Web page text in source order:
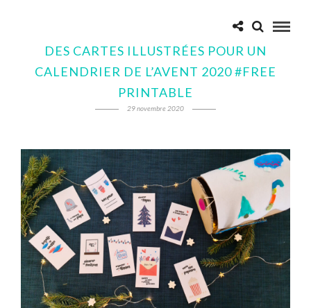
DES CARTES ILLUSTRÉES POUR UN
CALENDRIER DE L’AVENT 2020 #FREE
PRINTABLE
29 novembre 2020